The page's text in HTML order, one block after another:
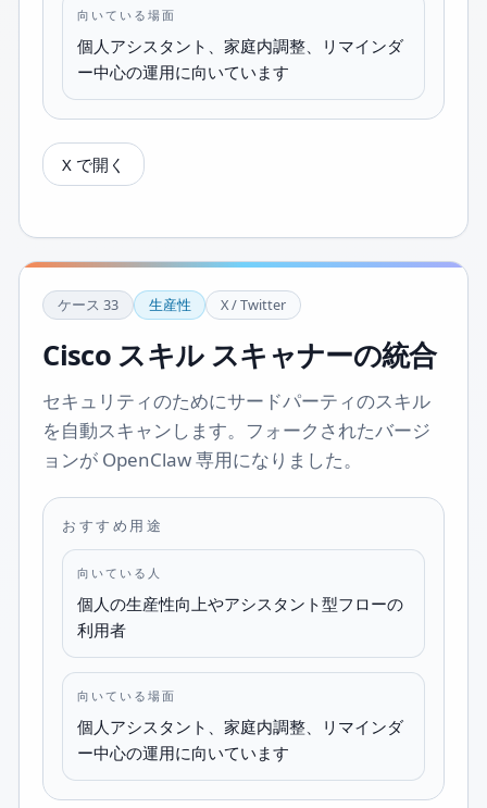
向いている場面
個人アシスタント、家庭内調整、リマインダ
ー中心の運用に向いています
X で開く
ケース 33 生産性 X / Twitter
Cisco スキル スキャナーの統合
セキュリティのためにサードパーティのスキル
を自動スキャンします。フォークされたバージ
ョンが OpenClaw 専用になりました。
おすすめ用途
向いている人
個人の生産性向上やアシスタント型フローの
利用者
向いている場面
個人アシスタント、家庭内調整、リマインダ
ー中心の運用に向いています